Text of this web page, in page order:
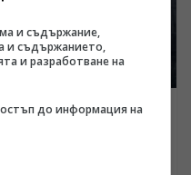
„Киев-111“ и
„Фламинго“
и съдържание,
и съдържанието,
и разработване на
до информация на